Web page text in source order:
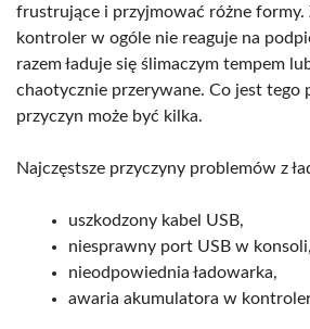
frustrujące i przyjmować różne formy.
kontroler w ogóle nie reaguje na
razem ładuje się ślimaczym tempem
chaotycznie przerywane. Co jest tego
przyczyn może być kilka.
Najczęstsze przyczyny problemów z
uszkodzony kabel USB,
niesprawny port USB w konsoli,
nieodpowiednia ładowarka,
awaria akumulatora w